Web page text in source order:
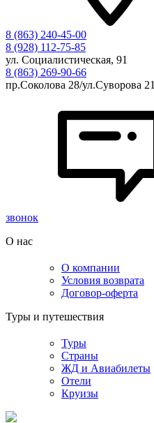
8 (863) 240-45-00
8 (928) 112-75-85
ул. Социалистическая, 91
8 (863) 269-90-66
пр.Соколова 28/ул.Суворова 21
звонок
О нас
О компании
Условия возврата
Договор-оферта
Туры и путешествия
Туры
Страны
ЖД и Авиабилеты
Отели
Круизы